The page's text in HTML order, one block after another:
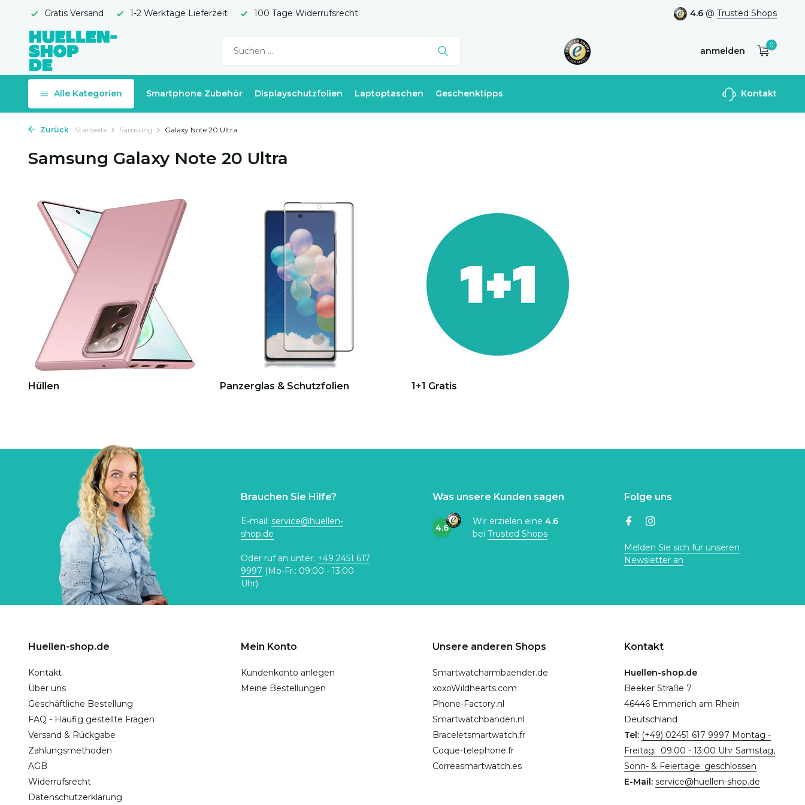
Gratis Versand 1-2 Werktage Lieferzeit 100 Tage Widerrufsrecht 4.6 @ Trusted Shops
anmelden
Benutzerkonto
0
Alle Kategorien Smartphone Zubehör Displayschutzfolien Laptoptaschen Geschenktipps Kontakt
Zurück Startseite Samsung Galaxy Note 20 Ultra
Samsung Galaxy Note 20 Ultra
Hüllen Panzerglas & Schutzfolien 1+1 Gratis
Brauchen Sie Hilfe?
E-mail: service@huellen-
shop.de
Oder ruf an unter: +49 2451 617
9997 (Mo-Fr.: 09:00 - 13:00
Uhr)
Was unsere Kunden sagen
4.6
Wir erzielen eine 4.6
bei Trusted Shops
Folge uns
Melden Sie sich für unseren
Newsletter an
Huellen-shop.de
Kontakt
Über uns
Geschäftliche Bestellung
FAQ - Häufig gestellte Fragen
Versand & Rückgabe
Zahlungsmethoden
AGB
Widerrufsrecht
Datenschutzerklärung
Mein Konto
Kundenkonto anlegen
Meine Bestellungen
Unsere anderen Shops
Smartwatcharmbaender.de
xoxoWildhearts.com
Phone-Factory.nl
Smartwatchbanden.nl
Braceletsmartwatch.fr
Coque-telephone.fr
Correasmartwatch.es
Kontakt
Huellen-shop.de
Beeker Straße 7
46446 Emmerich am Rhein
Deutschland
Tel: (+49) 02451 617 9997 Montag -
Freitag: 09:00 - 13:00 Uhr Samstag,
Sonn- & Feiertage: geschlossen
E-Mail: service@huellen-shop.de